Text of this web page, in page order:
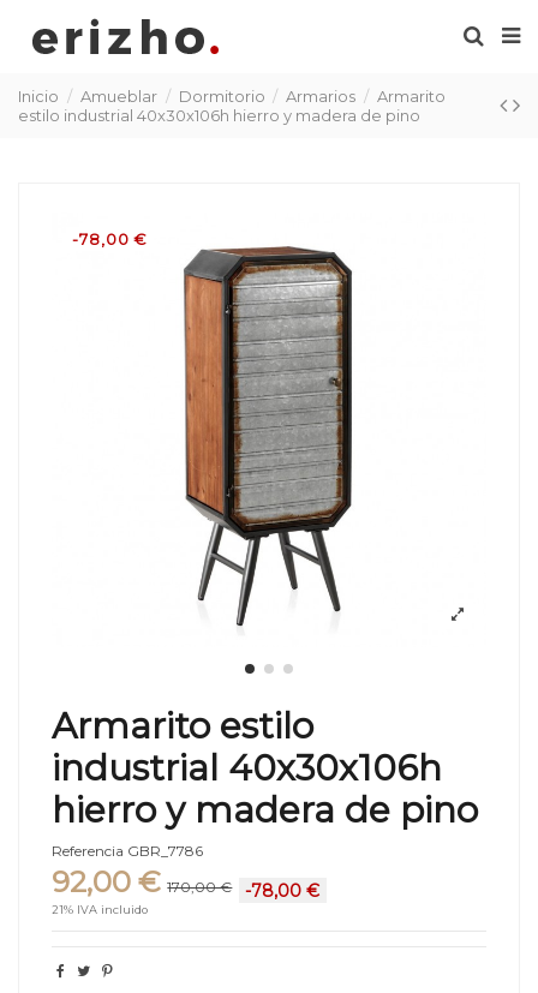
Inicio Amueblar Dormitorio Armarios
Armarito
estilo industrial 40x30x106h hierro y madera de pino
-78,00 €
Armarito estilo
industrial 40x30x106h
hierro y madera de pino
Referencia GBR_7786
92,00 € 170,00 € -78,00 €
21% IVA incluido